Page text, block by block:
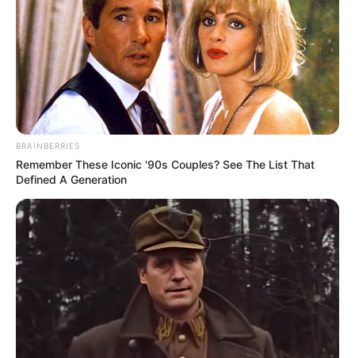
And They Did Show This In Bohemian Rapsody!
Brainberries
Remember Them? These '90s Couples Defined An
Era—See The Complete List
Brainberries